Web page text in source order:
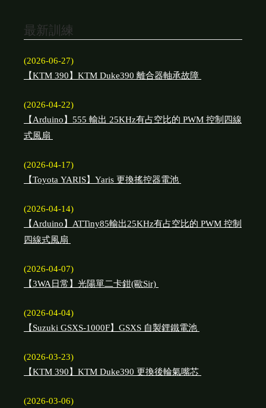
最新訓練
(2026-06-27)
【KTM 390】KTM Duke390 離合器軸承故障
(2026-04-22)
【Arduino】555 輸出 25KHz有占空比的 PWM 控制四線
式風扇
(2026-04-17)
【Toyota YARIS】Yaris 更換搖控器電池
(2026-04-14)
【Arduino】ATTiny85輸出25KHz有占空比的 PWM 控制
四線式風扇
(2026-04-07)
【3WA日常】光陽單二卡鉗(歐Sir)
(2026-04-04)
【Suzuki GSXS-1000F】GSXS 自製鋰鐵電池
(2026-03-23)
【KTM 390】KTM Duke390 更換後輪氣嘴芯
(2026-03-06)